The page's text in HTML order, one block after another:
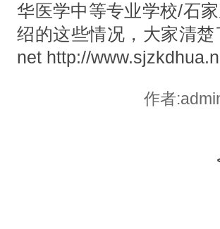
华医学中等专业学校/石
绍的这些情况，大家清
net http://
作者